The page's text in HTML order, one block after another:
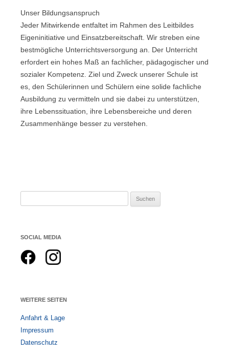
Unser Bildungsanspruch
Jeder Mitwirkende entfaltet im Rahmen des Leitbildes
Eigeninitiative und Einsatzbereitschaft. Wir streben eine
bestmögliche Unterrichtsversorgung an. Der Unterricht
erfordert ein hohes Maß an fachlicher, pädagogischer und
sozialer Kompetenz. Ziel und Zweck unserer Schule ist
es, den Schülerinnen und Schülern eine solide fachliche
Ausbildung zu vermitteln und sie dabei zu unterstützen,
ihre Lebenssituation, ihre Lebensbereiche und deren
Zusammenhänge besser zu verstehen.
nach:
SOCIAL MEDIA
WEITERE SEITEN
Anfahrt & Lage
Impressum
Datenschutz